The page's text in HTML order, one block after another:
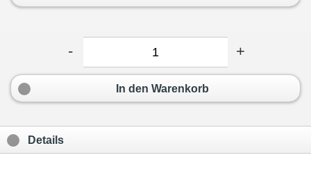
- +
In den Warenkorb
Details